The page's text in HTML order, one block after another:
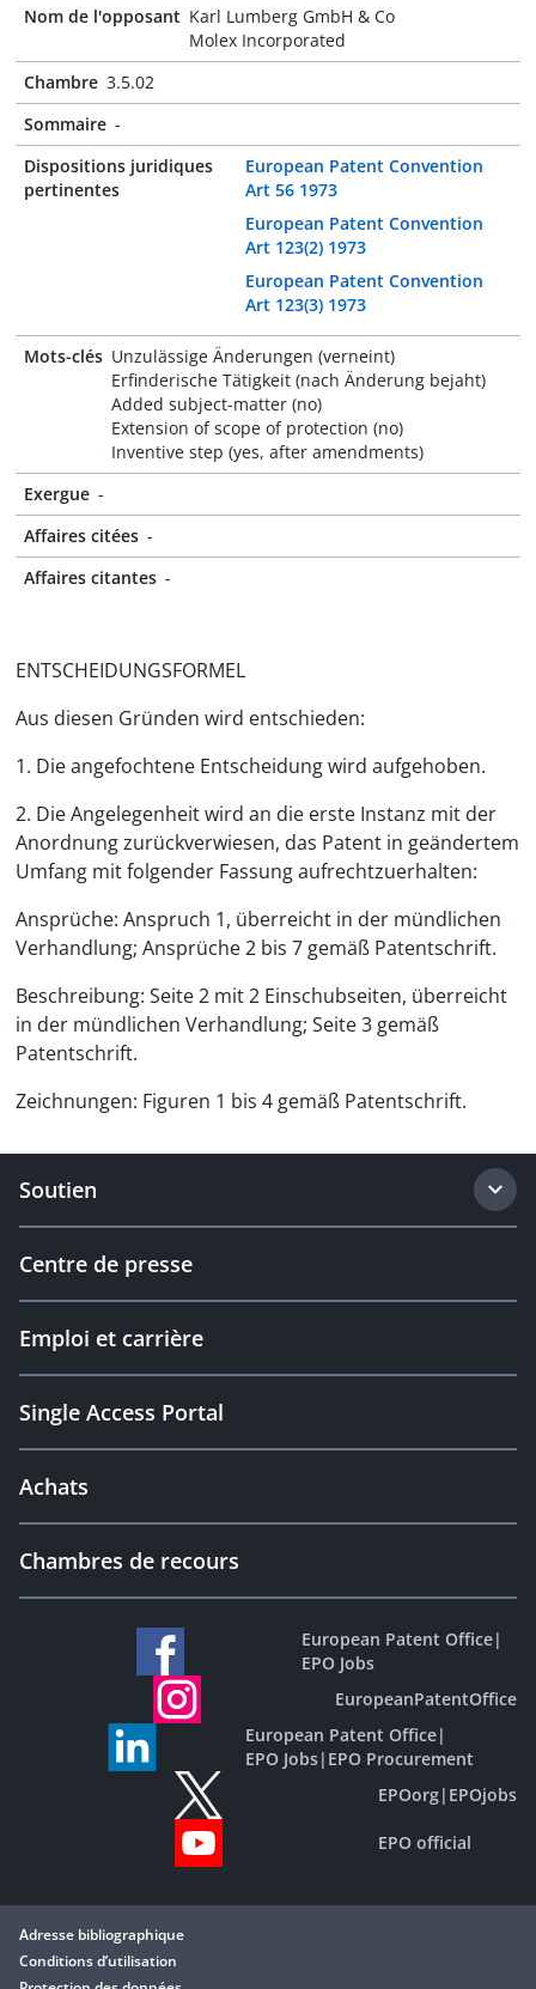
Nom de l'opposant Karl Lumberg GmbH & Co
Molex Incorporated
Chambre 3.5.02
Sommaire -
Dispositions juridiques
pertinentes
European Patent Convention
Art 56 1973
European Patent Convention
Art 123(2) 1973
European Patent Convention
Art 123(3) 1973
Mots-clés Unzulässige Änderungen (verneint)
Erfinderische Tätigkeit (nach Änderung bejaht)
Added subject-matter (no)
Extension of scope of protection (no)
Inventive step (yes, after amendments)
Exergue -
Affaires citées -
Affaires citantes -
ENTSCHEIDUNGSFORMEL
Aus diesen Gründen wird entschieden:
1. Die angefochtene Entscheidung wird aufgehoben.
2. Die Angelegenheit wird an die erste Instanz mit der
Anordnung zurückverwiesen, das Patent in geändertem
Umfang mit folgender Fassung aufrechtzuerhalten:
Ansprüche: Anspruch 1, überreicht in der mündlichen
Verhandlung; Ansprüche 2 bis 7 gemäß Patentschrift.
Beschreibung: Seite 2 mit 2 Einschubseiten, überreicht
in der mündlichen Verhandlung; Seite 3 gemäß
Patentschrift.
Zeichnungen: Figuren 1 bis 4 gemäß Patentschrift.
Soutien
Centre de presse
Emploi et carrière
Single Access Portal
Achats
Chambres de recours
European Patent Office|
EPO Jobs
EuropeanPatentOffice
European Patent Office|
EPO Jobs| EPO Procurement
EPOorg| EPOjobs
EPO official
Adresse bibliographique
Conditions d’utilisation